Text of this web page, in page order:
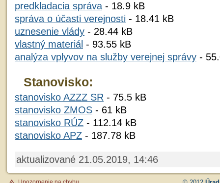
predkladacia správa - 18.9 kB
správa o účasti verejnosti - 18.41 kB
uznesenie vlády - 28.44 kB
vlastný materiál - 93.55 kB
analýza vplyvov na služby verejnej správy -
Stanovisko:
stanovisko AZZZ SR - 75.5 kB
stanovisko ZMOS - 61 kB
stanovisko RÚZ - 112.14 kB
stanovisko APZ - 187.78 kB
aktualizované 21.05.2019, 14:46